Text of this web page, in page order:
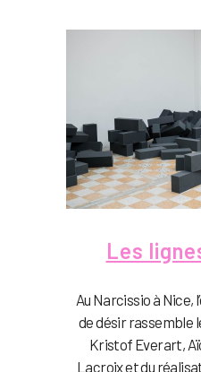
Les
Au Narcissio à Nice,
de désir rassemble
Kristof Everart,
Lacroix et du